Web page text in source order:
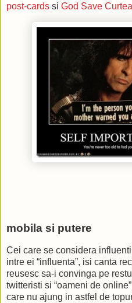
post-cards si God Save
mobila si putere
Cei care se considera
intre ei “influenta”, isi canta
reusesc sa-i convinga pe
twitteristi si “oameni de
care nu ajung in astfel de